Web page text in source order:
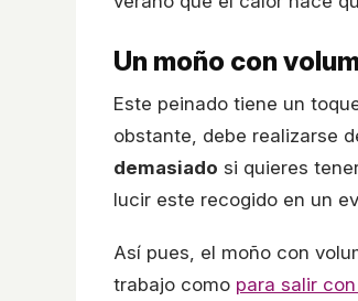
Un moño con
Este peinado tiene un
obstante, debe realizarse
demasiado si quieres
lucir este recogido en un
Así pues, el moño con
trabajo como para salir